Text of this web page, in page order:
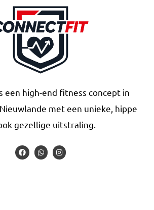
een high-end fitness concept in
met een unieke, hippe
gezellige uitstraling.